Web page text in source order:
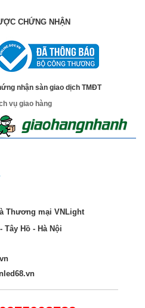
CHỨNG NHẬN
nhận sàn giao dịch TMĐT
vụ giao hàng
Thương mại VNLight
Tây Hồ - Hà Nội